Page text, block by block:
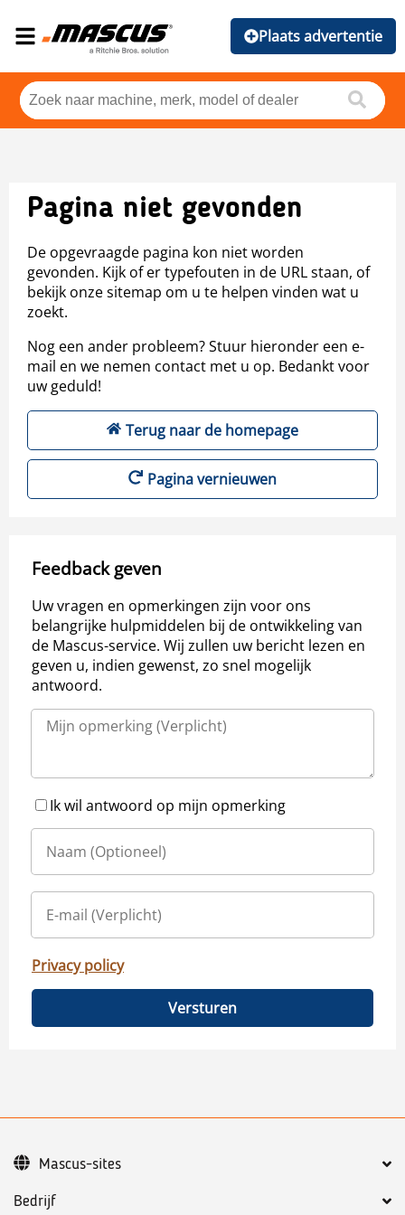
Plaats advertentie
Pagina niet gevonden
De opgevraagde pagina kon niet worden
gevonden. Kijk of er typefouten in de URL staan, of
bekijk onze sitemap om u te helpen vinden wat u
zoekt.
Nog een ander probleem? Stuur hieronder een e-
mail en we nemen contact met u op. Bedankt voor
uw geduld!
Terug naar de homepage
Pagina vernieuwen
Feedback geven
Uw vragen en opmerkingen zijn voor ons
belangrijke hulpmiddelen bij de ontwikkeling van
de Mascus-service. Wij zullen uw bericht lezen en
geven u, indien gewenst, zo snel mogelijk
antwoord.
Ik wil antwoord op mijn opmerking
Privacy policy
Versturen
Bedrijf
Mascus-sites